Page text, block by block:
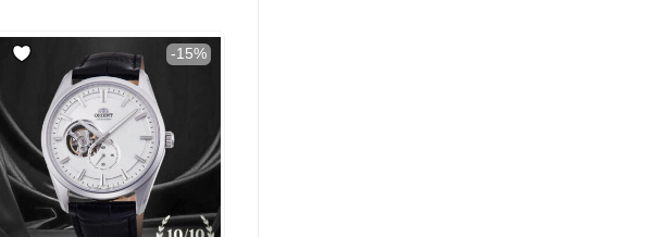
-15%